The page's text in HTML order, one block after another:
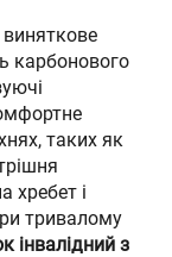
карбонового
таких як
хребет і
тривалому
інвалідний з